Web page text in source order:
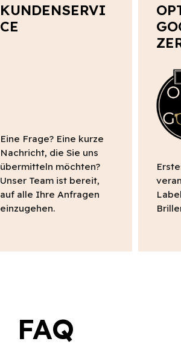
KUNDENSERVI
CE
Eine Frage? Eine kurze
Nachricht, die Sie uns
übermitteln möchten?
Unser Team ist bereit,
auf alle Ihre Anfragen
einzugehen.
FAQ